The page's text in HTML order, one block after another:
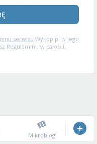
serwisu Wykop.pl w jego
Regulaminu w całości,
Mikroblog